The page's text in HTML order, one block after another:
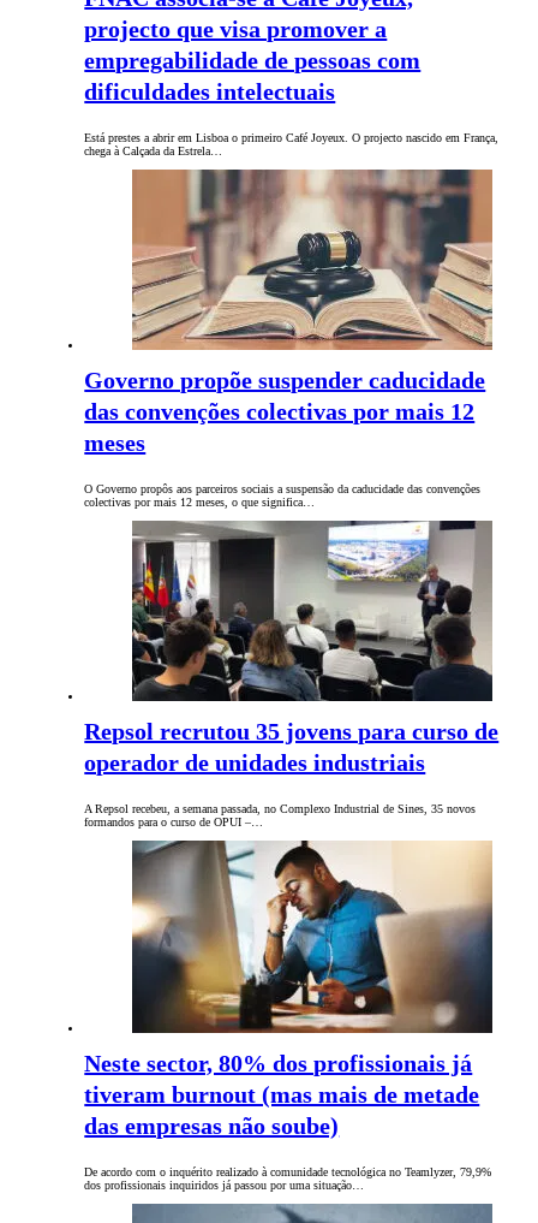
projecto que visa promover a
empregabilidade de pessoas com
dificuldades intelectuais
Está prestes a abrir em Lisboa o primeiro Café Joyeux. O projecto nascido em França,
chega à Calçada da Estrela…
Governo propõe suspender caducidade
das convenções colectivas por mais 12
meses
O Governo propôs aos parceiros sociais a suspensão da caducidade das convenções
colectivas por mais 12 meses, o que significa…
Repsol recrutou 35 jovens para curso de
operador de unidades industriais
A Repsol recebeu, a semana passada, no Complexo Industrial de Sines, 35 novos
formandos para o curso de OPUI –…
Neste sector, 80% dos profissionais já
tiveram burnout (mas mais de metade
das empresas não soube)
De acordo com o inquérito realizado à comunidade tecnológica no Teamlyzer, 79,9%
dos profissionais inquiridos já passou por uma situação…